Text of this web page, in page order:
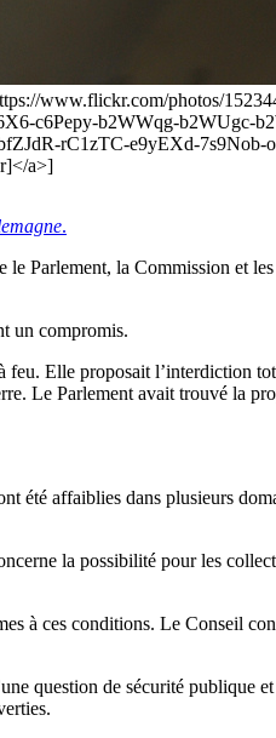
www.flickr.com/photos/
c6Pepy-b2WWqg-b2WUgc-
rC1zTC-e9yEXd-7s9Nob-
a>]
.
Parlement, la Commission et
un compromis.
Elle proposait l’interdiction
Le Parlement avait trouvé la
été affaiblies dans plusieurs
la possibilité pour les
à ces conditions. Le Conseil
question de sécurité publique